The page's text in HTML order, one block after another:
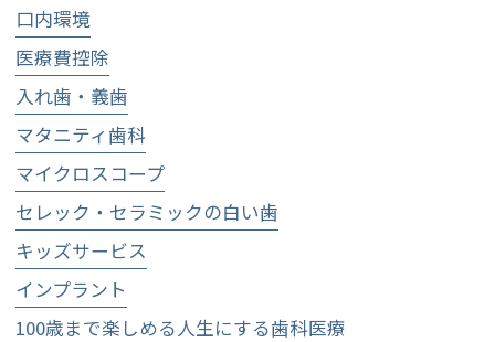
口内環境
医療費控除
入れ歯・義歯
マタニティ歯科
マイクロスコープ
セレック・セラミックの白い歯
キッズサービス
インプラント
100歳まで楽しめる人生にする歯科医療